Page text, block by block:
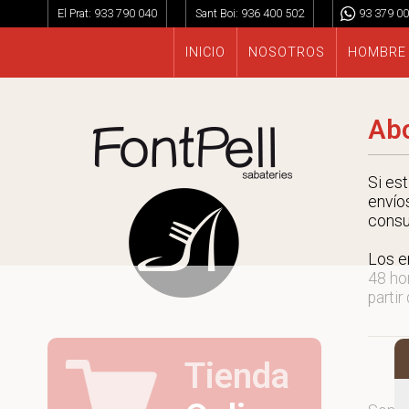
El Prat: 933 790 040 Sant Boi: 936 400 502 93 379
INICIO NOSOTROS HOMBRE
Tienda
Si
Los
48
partir